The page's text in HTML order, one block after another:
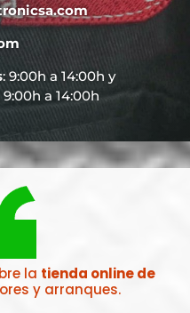
: 9:00h a 14:00h y
9:00h a 14:00h
la tienda online de
y arranques.